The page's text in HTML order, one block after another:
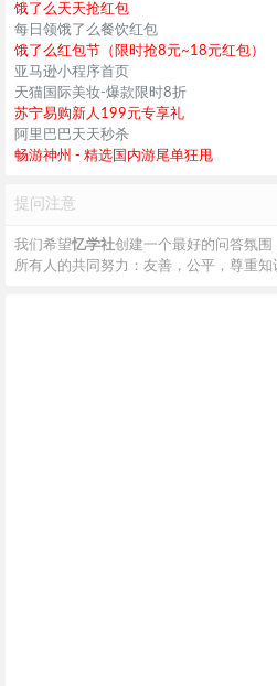
饿了么天天抢红包
每日领饿了么餐饮红包
饿了么红包节（限时抢8元~18元红包）
亚马逊小程序首页
天猫国际美妆-爆款限时8折
苏宁易购新人199元专享礼
阿里巴巴天天秒杀
畅游神州 - 精选国内游尾单狂甩
提问注意
我们希望忆学社创建一个最好的问答氛
所有人的共同努力：友善，公平，尊重知